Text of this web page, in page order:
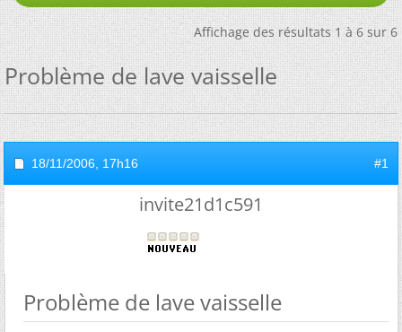
Affichage des résultats 1 à 6 sur 6
Problème de lave vaisselle
18/11/2006, 17h16 #1
invite21d1c591
Problème de lave vaisselle